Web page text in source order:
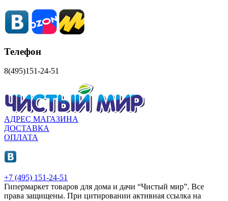
Телефон
8(495)151-24-51
АДРЕС МАГАЗИНА
ДОСТАВКА
ОПЛАТА
+7 (495) 151-24-51
Гипермаркет товаров для дома и дачи “Чистый мир”. Все
права защищены. При цитировании активная ссылка на